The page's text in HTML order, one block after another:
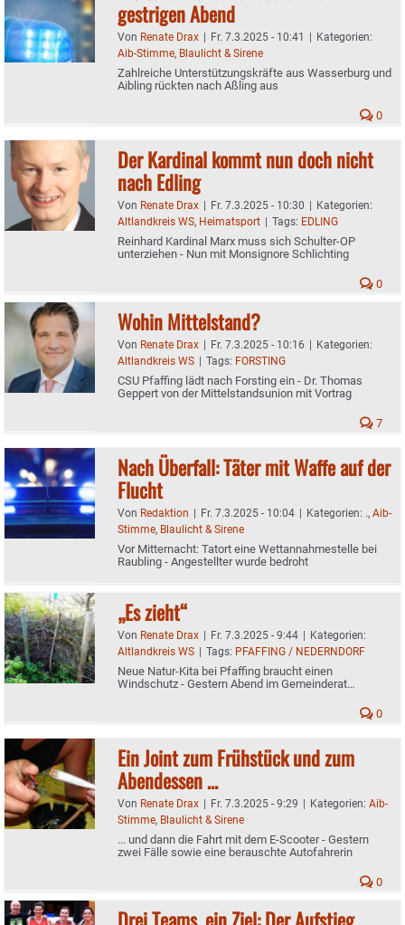
gestrigen Abend
Von Renate Drax | Fr. 7.3.2025 - 10:41 | Kategorien:
Aib-Stimme, Blaulicht & Sirene
Zahlreiche Unterstützungskräfte aus Wasserburg und
Aibling rückten nach Aßling aus
0
Der Kardinal kommt nun doch nicht
nach Edling
Von Renate Drax | Fr. 7.3.2025 - 10:30 | Kategorien:
Altlandkreis WS, Heimatsport | Tags: EDLING
Reinhard Kardinal Marx muss sich Schulter-OP
unterziehen - Nun mit Monsignore Schlichting
0
Wohin Mittelstand?
Von Renate Drax | Fr. 7.3.2025 - 10:16 | Kategorien:
Altlandkreis WS | Tags: FORSTING
CSU Pfaffing lädt nach Forsting ein - Dr. Thomas
Geppert von der Mittelstandsunion mit Vortrag
7
Nach Überfall: Täter mit Waffe auf der
Flucht
Von Redaktion | Fr. 7.3.2025 - 10:04 | Kategorien: ., Aib-
Stimme, Blaulicht & Sirene
Vor Mitternacht: Tatort eine Wettannahmestelle bei
Raubling - Angestellter wurde bedroht
„Es zieht“
Von Renate Drax | Fr. 7.3.2025 - 9:44 | Kategorien:
Altlandkreis WS | Tags: PFAFFING / NEDERNDORF
Neue Natur-Kita bei Pfaffing braucht einen
Windschutz - Gestern Abend im Gemeinderat
0
Ein Joint zum Frühstück und zum
Abendessen …
Von Renate Drax | Fr. 7.3.2025 - 9:29 | Kategorien: Aib-
Stimme, Blaulicht & Sirene
... und dann die Fahrt mit dem E-Scooter - Gestern
zwei Fälle sowie eine berauschte Autofahrerin
0